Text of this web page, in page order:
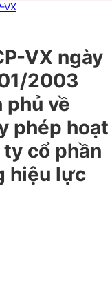
VX
VX ngày
2003
phủ về
phép hoạt
cổ phần
hiệu lực